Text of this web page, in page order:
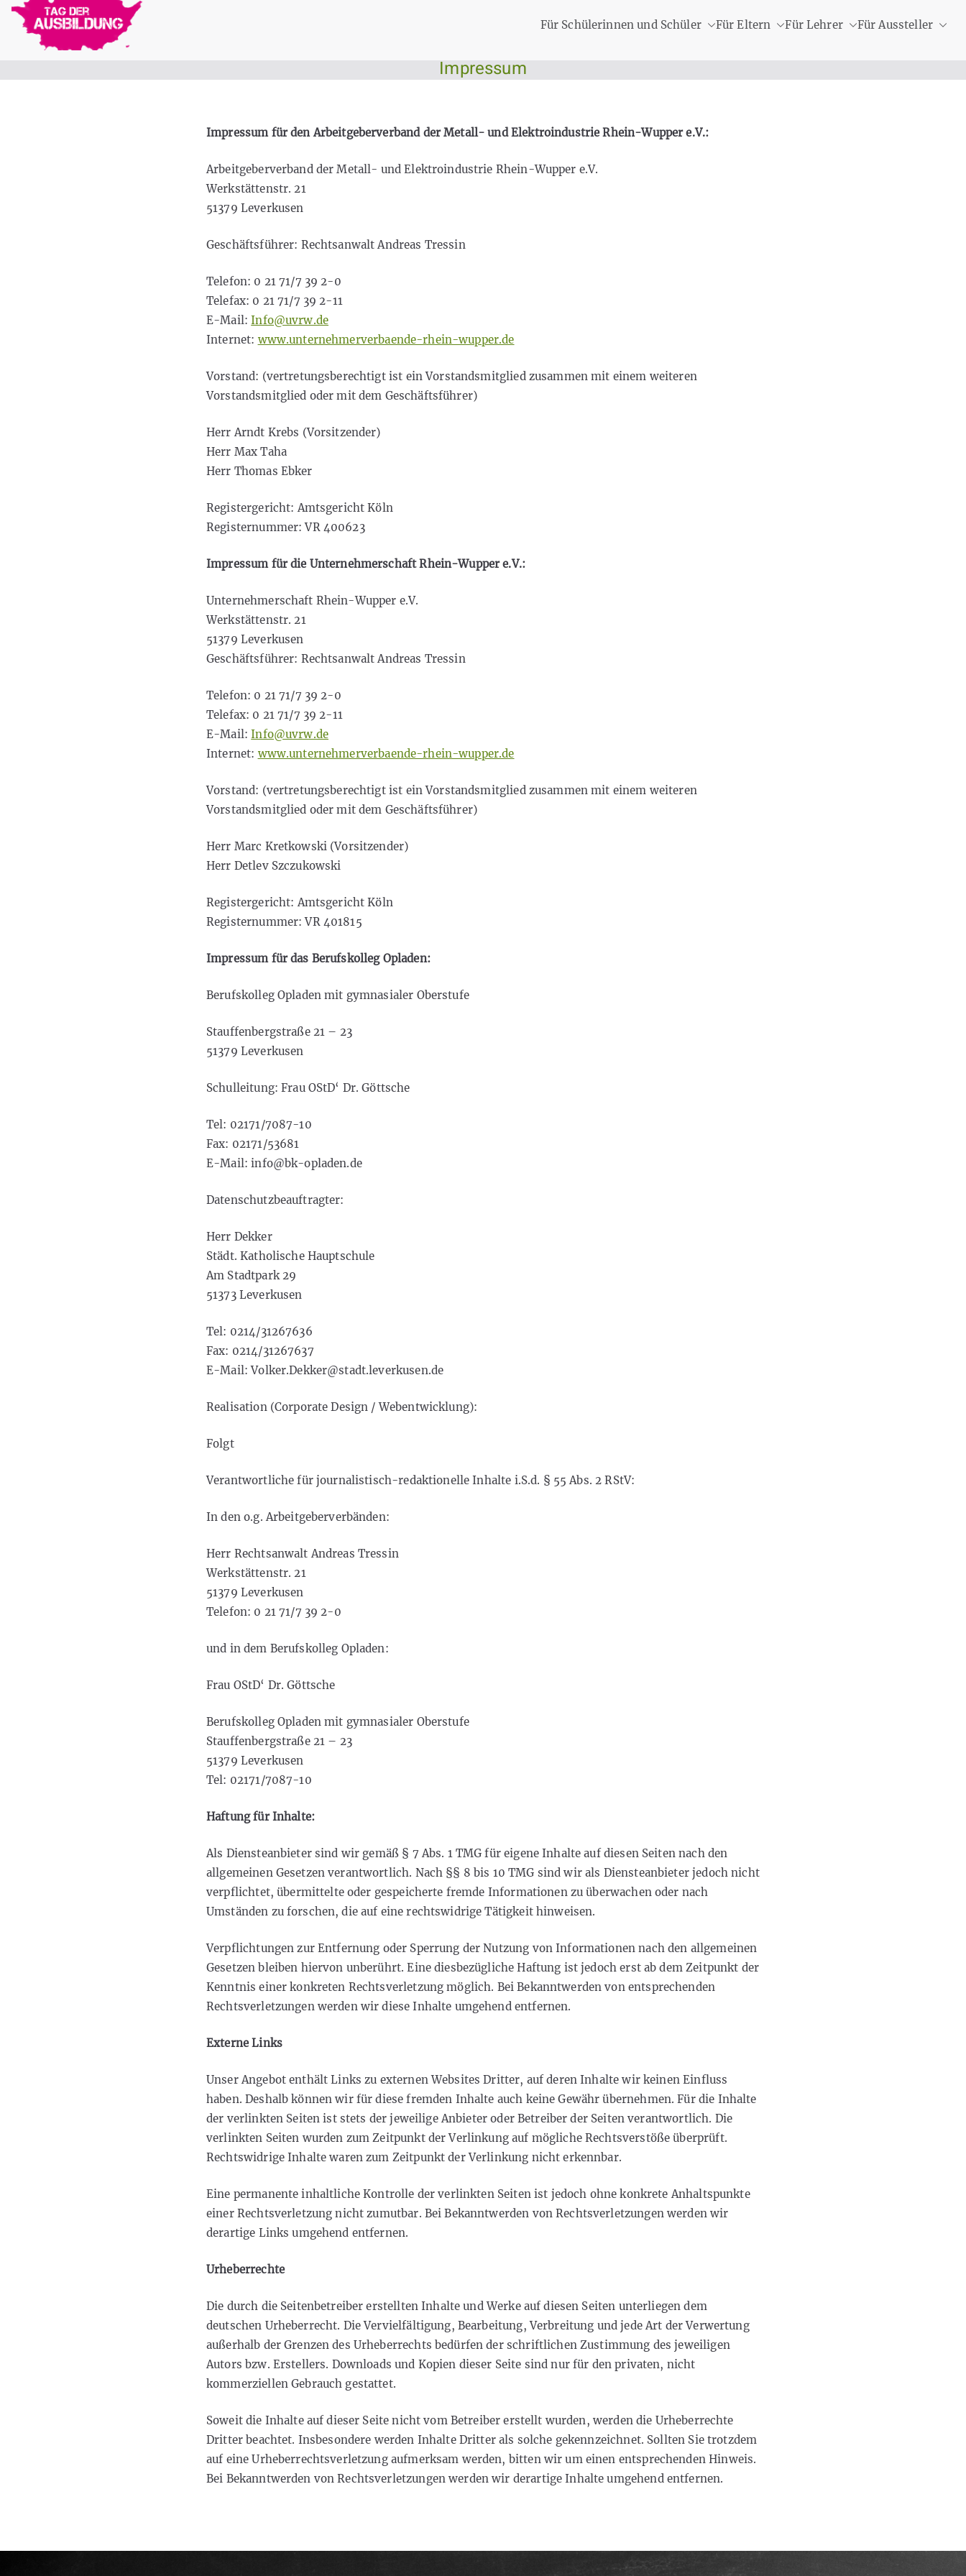
Zum
Inhalt
springen
Für Schülerinnen und Schüler Für Eltern Für Lehrer Für Aussteller
Impressum
Impressum für den Arbeitgeberverband der Metall- und Elektroindustrie Rhein-Wupper e.V.:
Arbeitgeberverband der Metall- und Elektroindustrie Rhein-Wupper e.V.
Werkstättenstr. 21
51379 Leverkusen
Geschäftsführer: Rechtsanwalt Andreas Tressin
Telefon: 0 21 71/7 39 2-0
Telefax: 0 21 71/7 39 2-11
E-Mail:Info@uvrw.de
Internet: www.unternehmerverbaende-rhein-wupper.de
Vorstand: (vertretungsberechtigt ist ein Vorstandsmitglied zusammen mit einem weiteren
Vorstandsmitglied oder mit dem Geschäftsführer)
Herr Arndt Krebs (Vorsitzender)
Herr Max Taha
Herr Thomas Ebker
Registergericht: Amtsgericht Köln
Registernummer: VR 400623
Impressum für die Unternehmerschaft Rhein-Wupper e.V.:
Unternehmerschaft Rhein-Wupper e.V.
Werkstättenstr. 21
51379 Leverkusen
Geschäftsführer: Rechtsanwalt Andreas Tressin
Telefon: 0 21 71/7 39 2-0
Telefax: 0 21 71/7 39 2-11
E-Mail:Info@uvrw.de
Internet: www.unternehmerverbaende-rhein-wupper.de
Vorstand: (vertretungsberechtigt ist ein Vorstandsmitglied zusammen mit einem weiteren
Vorstandsmitglied oder mit dem Geschäftsführer)
Herr Marc Kretkowski (Vorsitzender)
Herr Detlev Szczukowski
Registergericht: Amtsgericht Köln
Registernummer: VR 401815
Impressum für das Berufskolleg Opladen:
Berufskolleg Opladen mit gymnasialer Oberstufe
Stauffenbergstraße 21 – 23
51379 Leverkusen
Schulleitung: Frau OStD‘ Dr. Göttsche
Tel: 02171/7087-10
Fax: 02171/53681
E-Mail: info@bk-opladen.de
Datenschutzbeauftragter:
Herr Dekker
Städt. Katholische Hauptschule
Am Stadtpark 29
51373 Leverkusen
Tel: 0214/31267636
Fax: 0214/31267637
E-Mail: Volker.Dekker@stadt.leverkusen.de
Realisation (Corporate Design / Webentwicklung):
Folgt
Verantwortliche für journalistisch-redaktionelle Inhalte i.S.d. § 55 Abs. 2 RStV:
In den o.g. Arbeitgeberverbänden:
Herr Rechtsanwalt Andreas Tressin
Werkstättenstr. 21
51379 Leverkusen
Telefon: 0 21 71/7 39 2-0
und in dem Berufskolleg Opladen:
Frau OStD‘ Dr. Göttsche
Berufskolleg Opladen mit gymnasialer Oberstufe
Stauffenbergstraße 21 – 23
51379 Leverkusen
Tel: 02171/7087-10
Haftung für Inhalte:
Als Diensteanbieter sind wir gemäß § 7 Abs. 1 TMG für eigene Inhalte auf diesen Seiten nach den
allgemeinen Gesetzen verantwortlich. Nach §§ 8 bis 10 TMG sind wir als Diensteanbieter jedoch nicht
verpflichtet, übermittelte oder gespeicherte fremde Informationen zu überwachen oder nach
Umständen zu forschen, die auf eine rechtswidrige Tätigkeit hinweisen.
Verpflichtungen zur Entfernung oder Sperrung der Nutzung von Informationen nach den allgemeinen
Gesetzen bleiben hiervon unberührt. Eine diesbezügliche Haftung ist jedoch erst ab dem Zeitpunkt der
Kenntnis einer konkreten Rechtsverletzung möglich. Bei Bekanntwerden von entsprechenden
Rechtsverletzungen werden wir diese Inhalte umgehend entfernen.
Externe Links
Unser Angebot enthält Links zu externen Websites Dritter, auf deren Inhalte wir keinen Einfluss
haben. Deshalb können wir für diese fremden Inhalte auch keine Gewähr übernehmen. Für die Inhalte
der verlinkten Seiten ist stets der jeweilige Anbieter oder Betreiber der Seiten verantwortlich. Die
verlinkten Seiten wurden zum Zeitpunkt der Verlinkung auf mögliche Rechtsverstöße überprüft.
Rechtswidrige Inhalte waren zum Zeitpunkt der Verlinkung nicht erkennbar.
Eine permanente inhaltliche Kontrolle der verlinkten Seiten ist jedoch ohne konkrete Anhaltspunkte
einer Rechtsverletzung nicht zumutbar. Bei Bekanntwerden von Rechtsverletzungen werden wir
derartige Links umgehend entfernen.
Urheberrechte
Die durch die Seitenbetreiber erstellten Inhalte und Werke auf diesen Seiten unterliegen dem
deutschen Urheberrecht. Die Vervielfältigung, Bearbeitung, Verbreitung und jede Art der Verwertung
außerhalb der Grenzen des Urheberrechts bedürfen der schriftlichen Zustimmung des jeweiligen
Autors bzw. Erstellers. Downloads und Kopien dieser Seite sind nur für den privaten, nicht
kommerziellen Gebrauch gestattet.
Soweit die Inhalte auf dieser Seite nicht vom Betreiber erstellt wurden, werden die Urheberrechte
Dritter beachtet. Insbesondere werden Inhalte Dritter als solche gekennzeichnet. Sollten Sie trotzdem
auf eine Urheberrechtsverletzung aufmerksam werden, bitten wir um einen entsprechenden Hinweis.
Bei Bekanntwerden von Rechtsverletzungen werden wir derartige Inhalte umgehend entfernen.